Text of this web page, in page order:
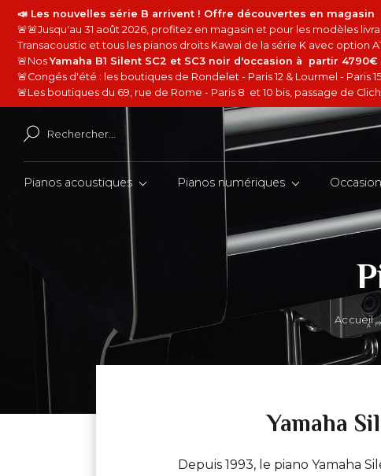
📣 Les nouvelles série B arrivent ! Offre découvertes en magasin
🚨🚨Jusqu'au 31 août 2026, profitez en magasin et pour les modèles
Transacoustic et tous les pianos droits Kawai de la série K avec option
🚨NosYamaha B1 Silent SC2 et SC3 noir d'occasion à partir 4790€
🚨Congés d'été : les boutiques de Rondelet - Paris 12 & Lourmel - Paris
🚨Les boutiques du 69, rue de Rome - Paris 8 et 10 bis, passage de
Pianos acoustiques Pianos numériques
Accueil
Yamaha
Depuis 1993, le piano Yamaha